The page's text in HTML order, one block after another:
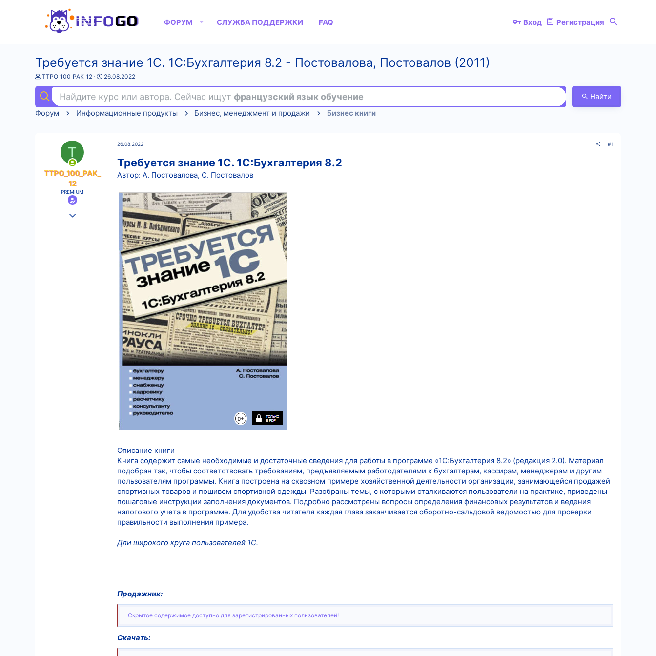
ФОРУМ СЛУЖБА ПОДДЕРЖКИ FAQ Вход Регистрация
Требуется знание 1С. 1С:Бухгалтерия 8.2 - Постовалова, Постовалов (2011)
А
т
о
р
т
TTPO_100_PAK_12
Д
а
н
а
26.08.2022
Найдите курс или автора. Сейчас ищут французский язык обучение
Найти
Форум
Информационные продукты Бизнес, менеджмент и продажи Бизнес книги
T
TTPO_100_PAK_
12
PREMIUM
26.08.2022 #1
Требуется знание 1С. 1С:Бухгалтерия 8.2
Автор: А. Постовалова, С. Постовалов
Описание книги
Книга содержит самые необходимые и достаточные сведения для работы в программе «1С:Бухгалтерия 8.2» (редакция 2.0). Материал
подобран так, чтобы соответствовать требованиям, предъявляемым работодателями к бухгалтерам, кассирам, менеджерам и другим
пользователям программы. Книга построена на сквозном примере хозяйственной деятельности организации, занимающейся продажей
спортивных товаров и пошивом спортивной одежды. Разобраны темы, с которыми сталкиваются пользователи на практике, приведены
пошаговые инструкции заполнения документов. Подробно рассмотрены вопросы определения финансовых результатов и ведения
налогового учета в программе. Для удобства читателя каждая глава заканчивается оборотно-сальдовой ведомостью для проверки
правильности выполнения примера.
Дли широкого круга пользователей 1С.
Продажник:
Скрытое содержимое доступно для зарегистрированных пользователей!
Скачать: